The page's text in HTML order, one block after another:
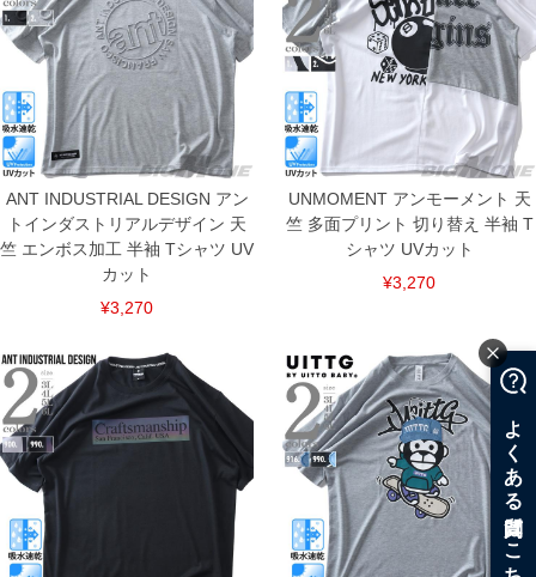
ANT INDUSTRIAL DESIGN アン
トインダストリアルデザイン 天
竺 エンボス加工 半袖 Tシャツ UV
カット
¥3,270
UNMOMENT アンモーメント 天
竺 多面プリント 切り替え 半袖 T
シャツ UVカット
¥3,270